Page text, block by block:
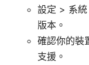
設定 > 系
版本。
確認你的裝
支援。